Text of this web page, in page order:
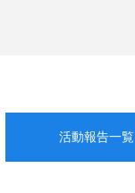
活動報告一覧